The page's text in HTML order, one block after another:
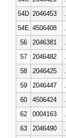
54D 2046453
54E 4506408
56
2046381
57
2046482
58
2046425
59
2046447
60
4506424
62
0004163
63
2046490